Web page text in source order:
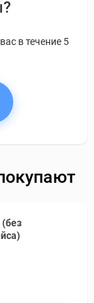
в течение 5